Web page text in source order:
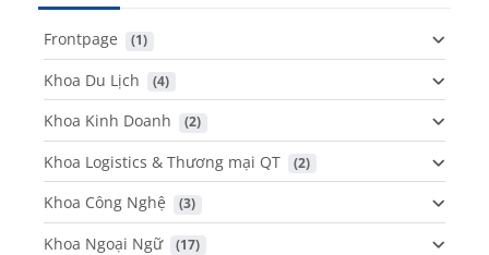
Frontpage (1)
Khoa Du Lịch (4)
Khoa Kinh Doanh (2)
Khoa Logistics & Thương mại QT (2)
Khoa Công Nghệ (3)
Khoa Ngoại Ngữ (17)